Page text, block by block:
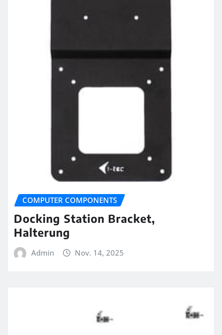
COMPUTER COMPONENTS
Docking Station Bracket,
Halterung
Admin Nov. 14, 2025